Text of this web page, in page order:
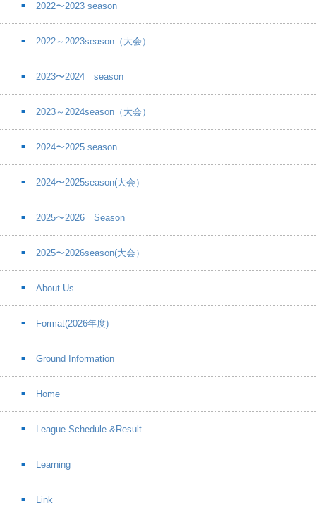
2022〜2023 season
2022～2023season（大会）
2023〜2024 season
2023～2024season（大会）
2024〜2025 season
2024〜2025season(大会）
2025〜2026 Season
2025〜2026season(大会）
About Us
Format(2026年度)
Ground Information
Home
League Schedule &Result
Learning
Link